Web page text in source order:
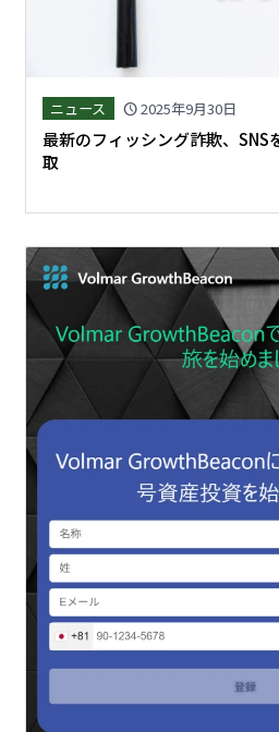
ニュース schedule2025年9月30日
最新のフィッシング詐欺、SNS
取